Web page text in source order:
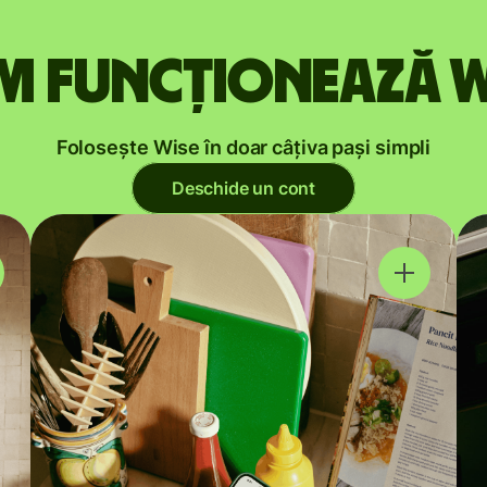
funcționează
Folosește Wise în doar câțiva pași simpli
Deschide un cont